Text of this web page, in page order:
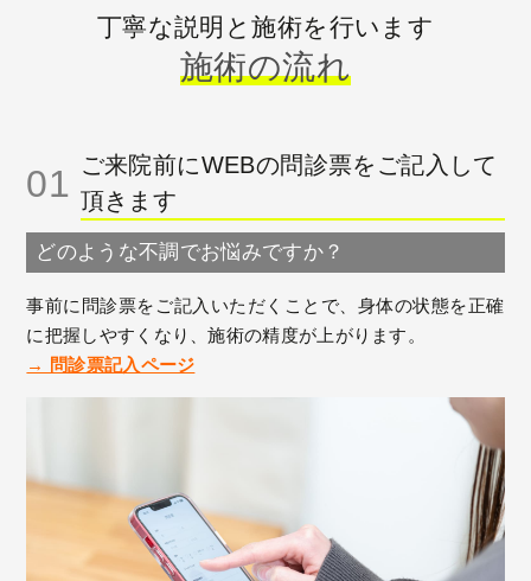
丁寧な説明と施術を行います
施術の流れ
01 ご来院前にWEBの問診票をご記入して
頂きます
どのような不調でお悩みですか？
事前に問診票をご記入いただくことで、身体の状態を正確
に把握しやすくなり、施術の精度が上がります。
→ 問診票記入ページ